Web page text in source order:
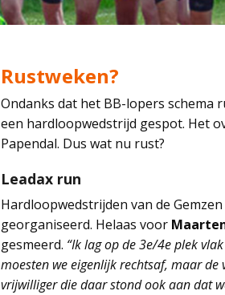
Rustweken?
Ondanks dat het BB-lopers schema
een hardloopwedstrijd gespot. Het
Papendal. Dus wat nu rust?
Leadax run
Hardloopwedstrijden van de
georganiseerd. Helaas voor
gesmeerd. “Ik lag op de 3e/4e plek
moesten we eigenlijk rechtsaf, maar
vrijwilliger die daar stond ook aan dat